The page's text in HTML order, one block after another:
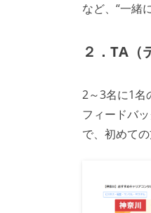
など、“一緒
２．TA（
2～3名に1名
フィードバ
で、初めて